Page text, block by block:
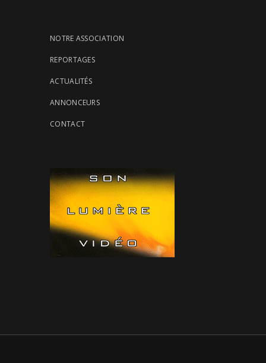
NOTRE ASSOCIATION
REPORTAGES
ACTUALITÉS
ANNONCEURS
CONTACT